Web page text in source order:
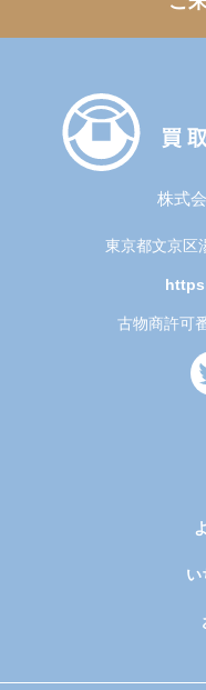
株式
東京都文京区
古物商許可
い